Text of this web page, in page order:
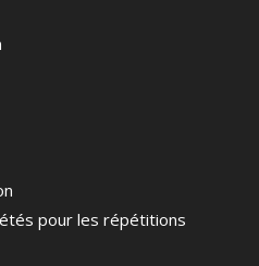
pour les répétitions